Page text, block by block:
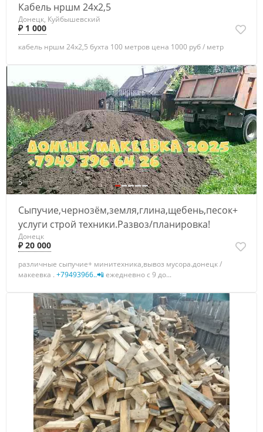
Кабель нршм 24х2,5
Донецк, Куйбышевский
₽ 1 000
кабель нршм 24х2,5 бухта 100 метров цена 1000 руб / метр
5
Сыпучие,чернозём,земля,глина,щебень,песок+
услуги строй техники.Развоз/планировка!
Донецк
₽ 20 000
различные сыпучие+ минитехника,вывоз мусора.донецк /
макеевка . +79493966..📲ежедневно с 9 до...